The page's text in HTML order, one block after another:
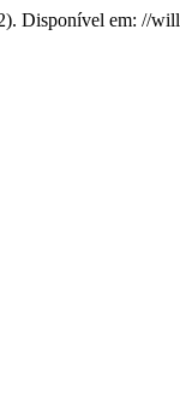
Disponível em: //